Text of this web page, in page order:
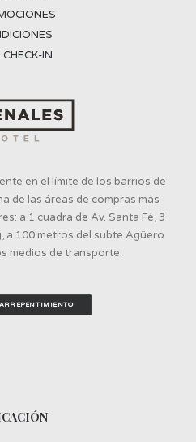
CHECK-IN
en el límite de los barrios de
de las áreas de compras más
a 1 cuadra de Av. Santa Fé, 3
a 100 metros del subte Agüero
medios de transporte.